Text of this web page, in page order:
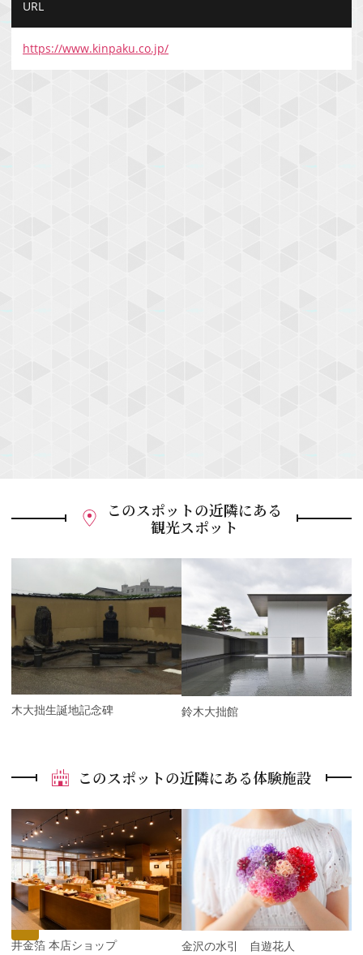
URL
https://www.kinpaku.co.jp/
このスポットの近隣にある
観光スポット
r
o
u
s
鈴木大拙生誕地記念碑 鈴木大拙館
N
e
x
t
このスポットの近隣にある体験施設
P
r
e
v
i
o
u
s
今井金箔 本店ショップ 金沢の水引 自遊花人
N
e
x
t